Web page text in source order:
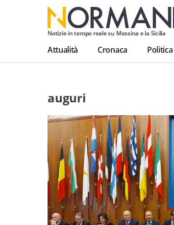
Notizie in tempo reale su Messina e la Sicilia
Attualità Cronaca Politica
auguri